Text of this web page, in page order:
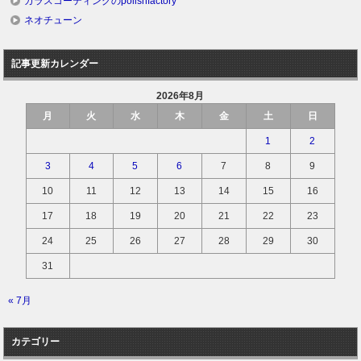
ネオチューン
記事更新カレンダー
2026年8月
月
火 水 木 金 土 日
1 2
3 4 5 6 7 8 9
10 11 12 13 14 15 16
17 18 19 20 21 22 23
24 25 26 27 28 29 30
31
« 7月
カテゴリー